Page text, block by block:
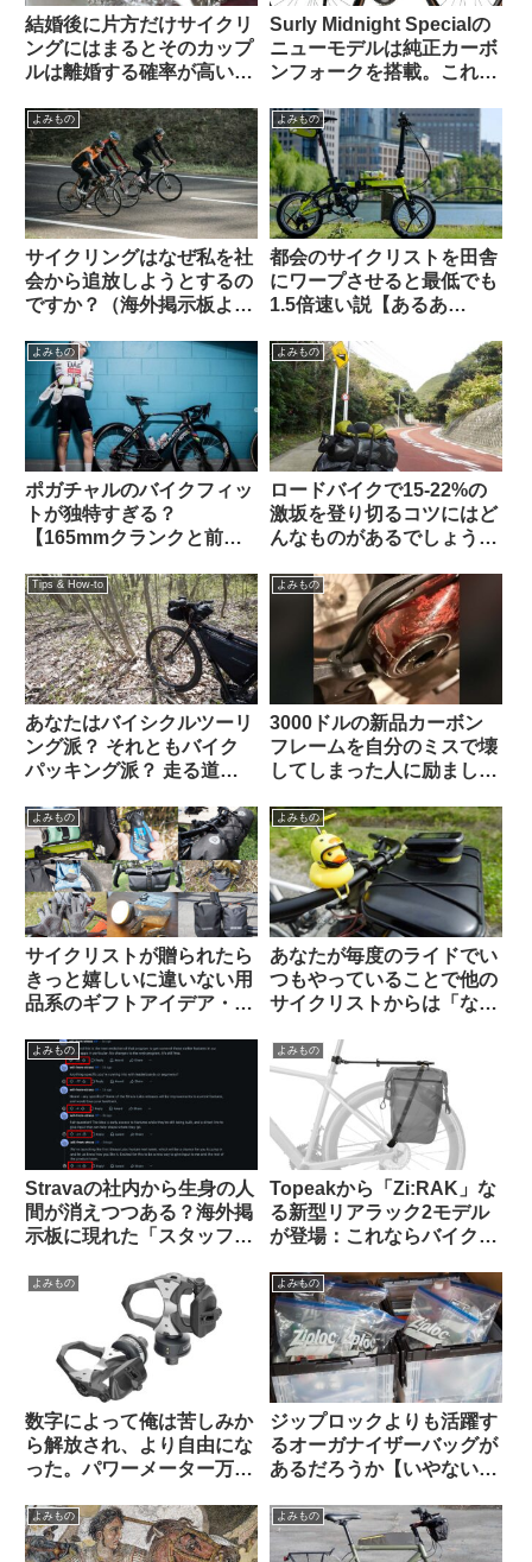
結婚後に片方だけサイクリ
ングにはまるとそのカップ
ルは離婚する確率が高い？
Surly Midnight Specialの
ニューモデルは純正カーボ
ンフォークを搭載。これで
よみもの
サイクリングはなぜ私を社
会から追放しようとするの
ですか？（海外掲示板よ
よみもの
都会のサイクリストを田舎
にワープさせると最低でも
1.5倍速い説【あるあ
よみもの
ポガチャルのバイクフィッ
トが独特すぎる？
【165mmクランクと前傾
よみもの
ロードバイクで15-22%の
激坂を登り切るコツにはど
んなものがあるでしょう
Tips & How-to
あなたはバイシクルツーリ
ング派？ それともバイク
パッキング派？ 走る道の
備を考える
よみもの
3000ドルの新品カーボン
フレームを自分のミスで壊
してしまった人に励ましの
板から）
よみもの
サイクリストが贈られたら
きっと嬉しいに違いない用
品系のギフトアイデア・お
のあるものから】
よみもの
あなたが毎度のライドでい
つもやっていることで他の
サイクリストからは「なん
うなことを教えて下さい
【みんな違ってみんない
よみもの
Stravaの社内から生身の人
間が消えつつある？海外掲
示板に現れた「スタッフ」
ッシングを受ける
よみもの
Topeakから「Zi:RAK」な
る新型リアラック2モデル
が登場：これならバイクパ
らも納得？
よみもの
数字によって俺は苦しみか
ら解放され、より自由にな
った。パワーメーター万
よみもの
ジップロックよりも活躍す
るオーガナイザーバッグが
あるだろうか【いやない・
よみもの よみもの